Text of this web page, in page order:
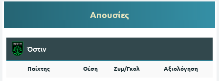
Απουσίες
Όστιν
Παίχτης Θέση Συμ/Γκολ Αξιολόγηση